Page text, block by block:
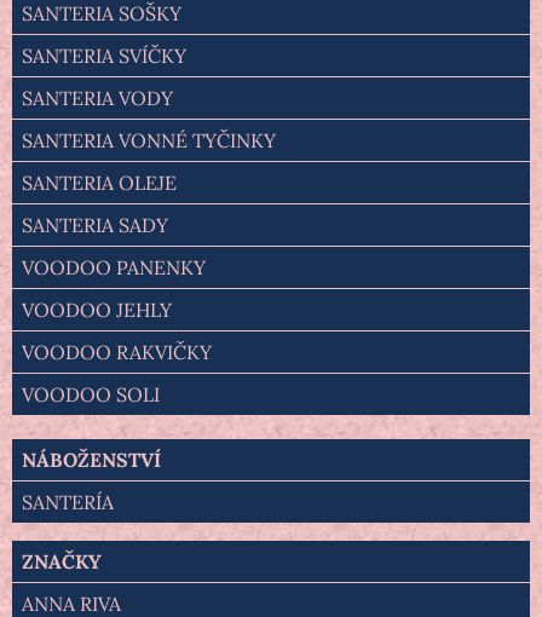
SANTERIA SOŠKY
SANTERIA SVÍČKY
SANTERIA VODY
SANTERIA VONNÉ TYČINKY
SANTERIA OLEJE
SANTERIA SADY
VOODOO PANENKY
VOODOO JEHLY
VOODOO RAKVIČKY
VOODOO SOLI
NÁBOŽENSTVÍ
SANTERÍA
ZNAČKY
ANNA RIVA